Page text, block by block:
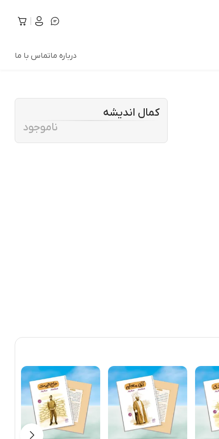
درباره ماتماس با ما
کمال اندیشه
ناموجود